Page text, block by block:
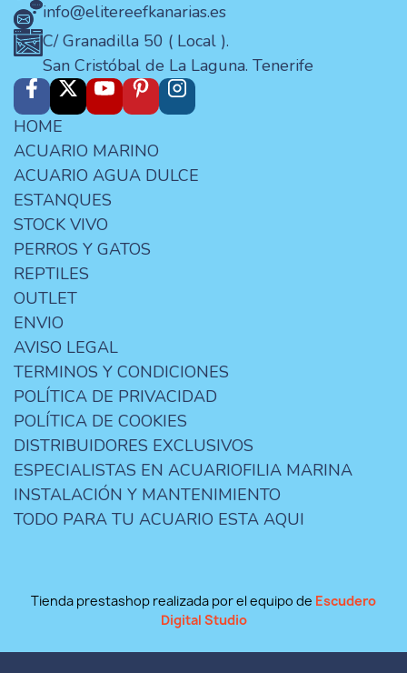
info@elitereefkanarias.es
C/ Granadilla 50 ( Local ).
San Cristóbal de La Laguna. Tenerife
HOME
ACUARIO MARINO
ACUARIO AGUA DULCE
ESTANQUES
STOCK VIVO
PERROS Y GATOS
REPTILES
OUTLET
ENVIO
AVISO LEGAL
TERMINOS Y CONDICIONES
POLÍTICA DE PRIVACIDAD
POLÍTICA DE COOKIES
DISTRIBUIDORES EXCLUSIVOS
ESPECIALISTAS EN ACUARIOFILIA MARINA
INSTALACIÓN Y MANTENIMIENTO
TODO PARA TU ACUARIO ESTA AQUI
Tienda prestashop realizada por el equipo de Escudero
Digital Studio